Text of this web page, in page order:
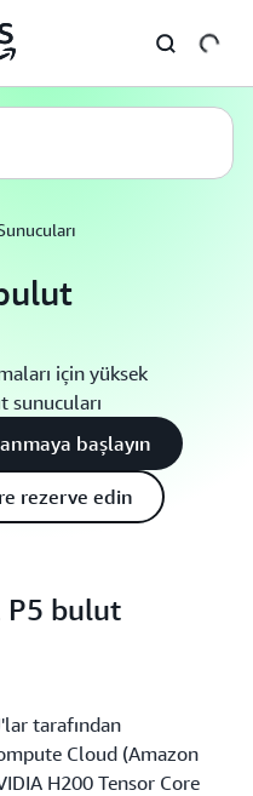
için yüksek
sunucuları
başlayın
rezerve edin
P5 bulut
tarafından
Cloud (Amazon
H200 Tensor Core